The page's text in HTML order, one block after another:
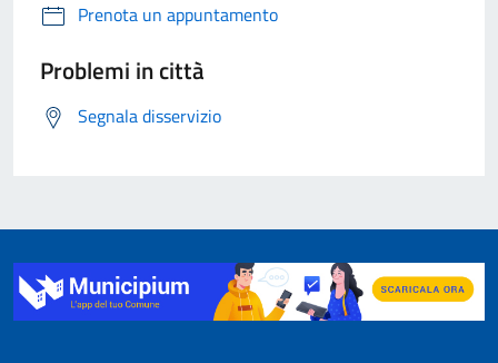
Prenota un appuntamento
Problemi in città
Segnala disservizio